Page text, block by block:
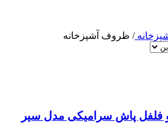
/ ظروف آشپزخانه
پاش سرامیکی مدل سیر